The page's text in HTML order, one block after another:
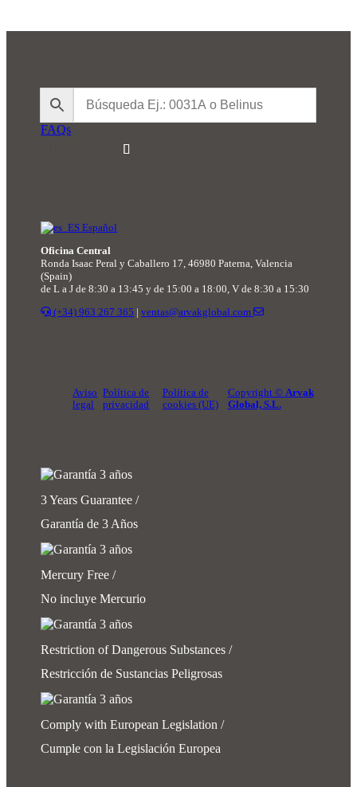
FAQs
Español
Oficina Central
Ronda Isaac Peral y Caballero 17, 46980 Paterna, Valencia
(Spain)
de L a J de 8:30 a 13:45 y de 15:00 a 18:00, V de 8:30 a 15:30
(+34) 963 267 365 |ventas@arvakglobal.com
Aviso
legal
Política de
privacidad
Política de
cookies (UE)
Copyright © Arvak
Global, S.L.
3 Years Guarantee /
Garantía de 3 Años
Mercury Free /
No incluye Mercurio
Restriction of Dangerous Substances /
Restricción de Sustancias Peligrosas
Comply with European Legislation /
Cumple con la Legislación Europea